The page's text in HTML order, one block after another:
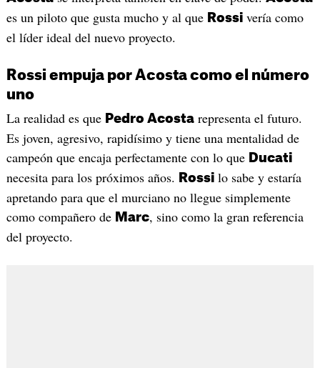
es un piloto que gusta mucho y al que Rossivería como
el líder ideal del nuevo proyecto.
Rossi empuja por Acosta como el número
uno
La realidad es que Pedro Acostarepresenta el futuro.
Es joven, agresivo, rapidísimo y tiene una mentalidad de
campeón que encaja perfectamente con lo que Ducati
necesita para los próximos años. Rossilo sabe y estaría
apretando para que el murciano no llegue simplemente
como compañero de Marc, sino como la gran referencia
del proyecto.